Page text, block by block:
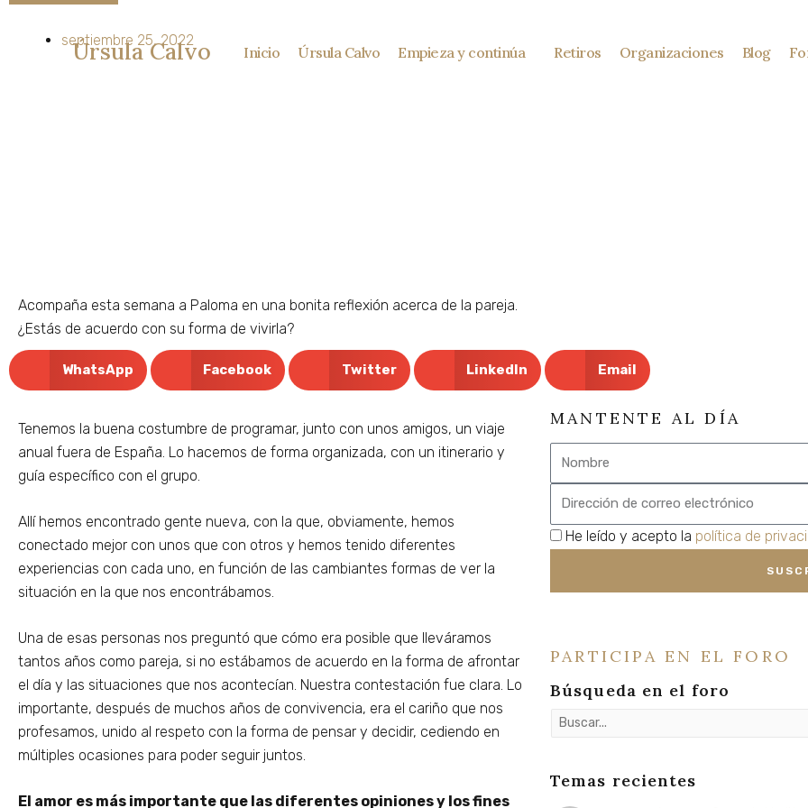
Úrsula Calvo Inicio Úrsula Calvo Empieza y continúa Retiros Organizaciones Blog
septiembre 25, 2022
Acompaña esta semana a Paloma en una bonita reflexión acerca de la pareja.
¿Estás de acuerdo con su forma de vivirla?
WhatsApp Facebook Twitter LinkedIn Email
Tenemos la buena costumbre de programar, junto con unos amigos, un viaje
anual fuera de España. Lo hacemos de forma organizada, con un itinerario y
guía específico con el grupo.
Allí hemos encontrado gente nueva, con la que, obviamente, hemos
conectado mejor con unos que con otros y hemos tenido diferentes
experiencias con cada uno, en función de las cambiantes formas de ver la
situación en la que nos encontrábamos.
Una de esas personas nos preguntó que cómo era posible que lleváramos
tantos años como pareja, si no estábamos de acuerdo en la forma de afrontar
el día y las situaciones que nos acontecían. Nuestra contestación fue clara. Lo
importante, después de muchos años de convivencia, era el cariño que nos
profesamos, unido al respeto con la forma de pensar y decidir, cediendo en
múltiples ocasiones para poder seguir juntos.
El amor es más importante que las diferentes opiniones y los fines
MANTENTE AL DÍA
Email
privacidad
He leído y acepto la política de
PARTICIPA EN EL FORO
Búsqueda en el foro
Temas recientes